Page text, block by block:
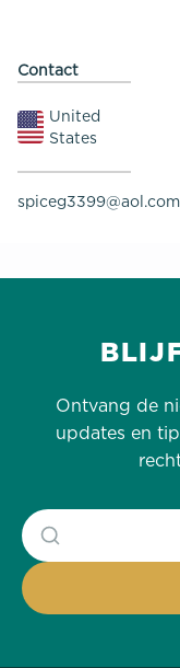
Contact
United
States
spiceg3399@aol.com
Ontvang de
updates en